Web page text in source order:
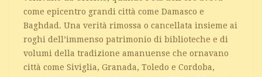
come epicentro grandi città come Damasco e
Baghdad. Una verità rimossa o cancellata insieme ai
roghi dell’immenso patrimonio di biblioteche e di
volumi della tradizione amanuense che ornavano
città come Siviglia, Granada, Toledo e Cordoba,